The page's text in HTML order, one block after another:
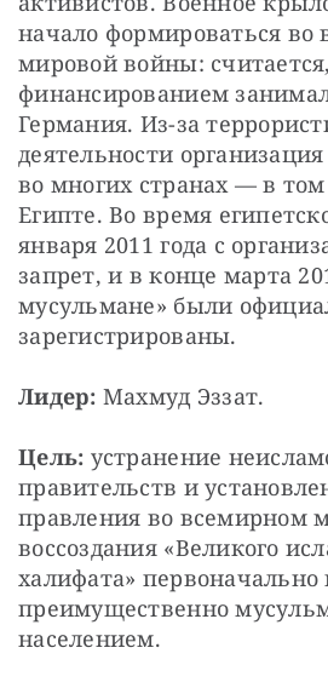
начало формироваться во
мировой войны:
финансированием
Германия. Из-за
деятельности
во многих странах — в
Египте. Во время
января 2011 года с
запрет, и в конце марта
мусульмане» были
зарегистрированы.
Лидер: Махмуд Эззат.
Цель: устранение
правительств и
правления во всемирном
воссоздания «Великого
халифата» первоначально
преимущественно
населением.